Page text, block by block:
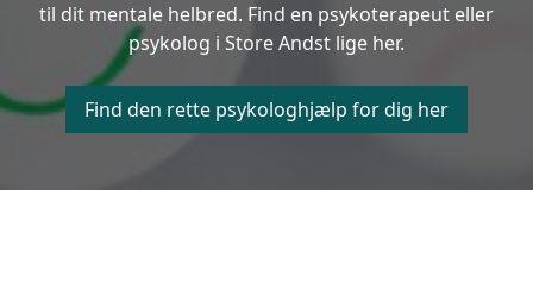
til dit mentale helbred. Find en psykoterapeut eller
psykolog i Store Andst lige her.
Find den rette psykologhjælp for dig her